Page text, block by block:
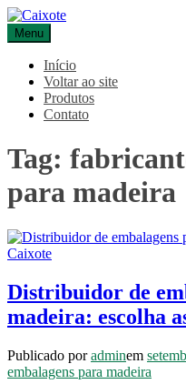
Pular
para
o
conteúdo
Caixote
Blog – Caixote
Menu
Início
Voltar ao site
Produtos
Contato
Tag:
para madeira
Distribuidor de
madeira: escolha
Publicado poradminem
embalagens para madeira